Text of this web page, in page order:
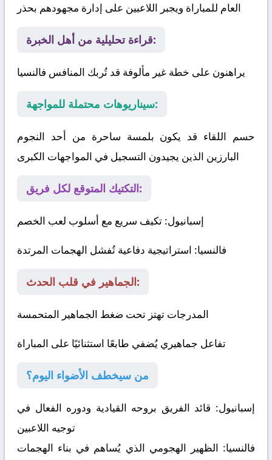
العام للمباراة ويجبر اللاعبين على إدارة مجهودهم بحذر
قراءة تحليلية من أهل الخبرة:
يراهنون على خطة غير مألوفة قد تُربك المنافس فالنسيا
سيناريوهات محتملة للمواجهة:
حسم اللقاء قد يكون بلمسة ساحرة من أحد النجوم
البارزين الذين يجيدون التسجيل في المواجهات الكبرى
التكتيك المتوقع لكل فريق:
إسبانيول: تكيف سريع مع أسلوب لعب الخصم
فالنسيا: استراتيجية دفاعية تُفشل الهجمات المرتدة
الجماهير في قلب الحدث:
المدرجات تهتز تحت ضغط الجماهير المتحمسة
تفاعل جماهيري يُضفي طابعًا استثنائيًا على المباراة
من سيخطف الأضواء اليوم؟
إسبانيول: قائد الفريق بروحه القيادية ودوره الفعال في
توجيه اللاعبين
فالنسيا: الظهير الهجومي الذي يُساهم في بناء الهجمات